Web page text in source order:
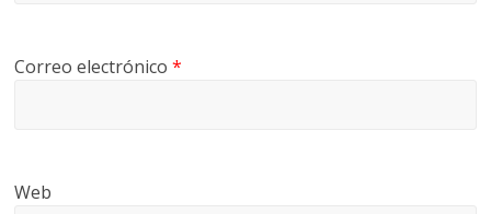
Correo electrónico*
Web